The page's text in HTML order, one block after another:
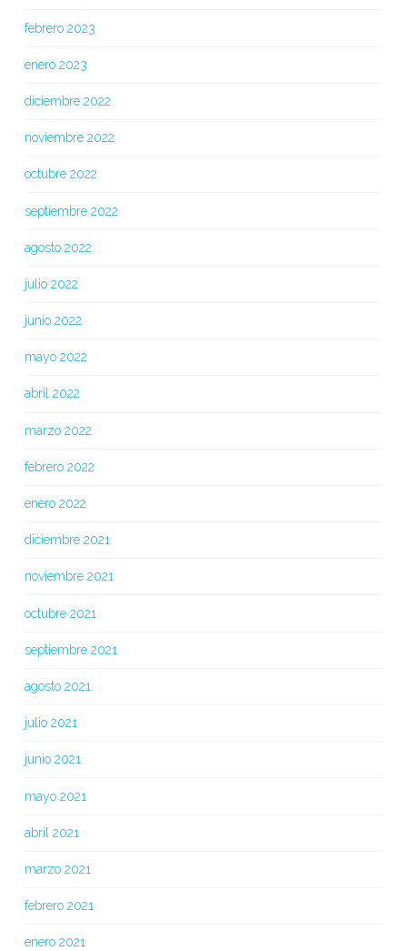
febrero 2023
enero 2023
diciembre 2022
noviembre 2022
octubre 2022
septiembre 2022
agosto 2022
julio 2022
junio 2022
mayo 2022
abril 2022
marzo 2022
febrero 2022
enero 2022
diciembre 2021
noviembre 2021
octubre 2021
septiembre 2021
agosto 2021
julio 2021
junio 2021
mayo 2021
abril 2021
marzo 2021
febrero 2021
enero 2021